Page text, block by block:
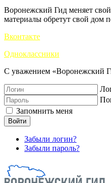
Воронежский Гид меняет
материалы обретут свой дом
Вконтакте
Одноклассники
С уважением «Воронежский
Запомнить меня
Войти
Забыли логин?
Забыли пароль?